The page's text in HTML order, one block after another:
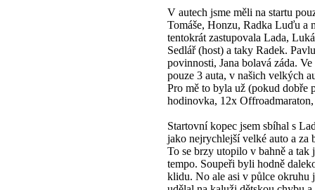
V autech jsme měli na startu
Tomáše, Honzu, Radka Luďu a
tentokrát zastupovala Lada,
Sedlář (host) a taky Radek.
povinnosti, Jana bolavá záda.
pouze 3 auta, v našich velkých
Pro mě to byla už (pokud dobře
hodinovka, 12x Offroadmaraton,
Startovní kopec jsem sbíhal s
jako nejrychlejší velké auto a
To se brzy utopilo v bahně a tak
tempo. Soupeři byli hodně
klidu. No ale asi v půlce okruhu